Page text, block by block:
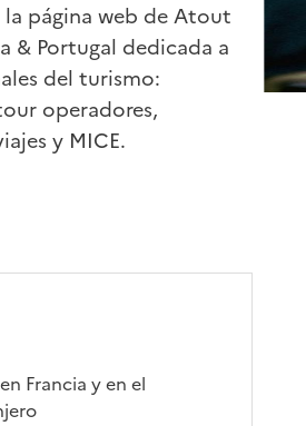
la página web de Atout
& Portugal dedicada a
del turismo:
operadores,
y MICE.
Francia y en el